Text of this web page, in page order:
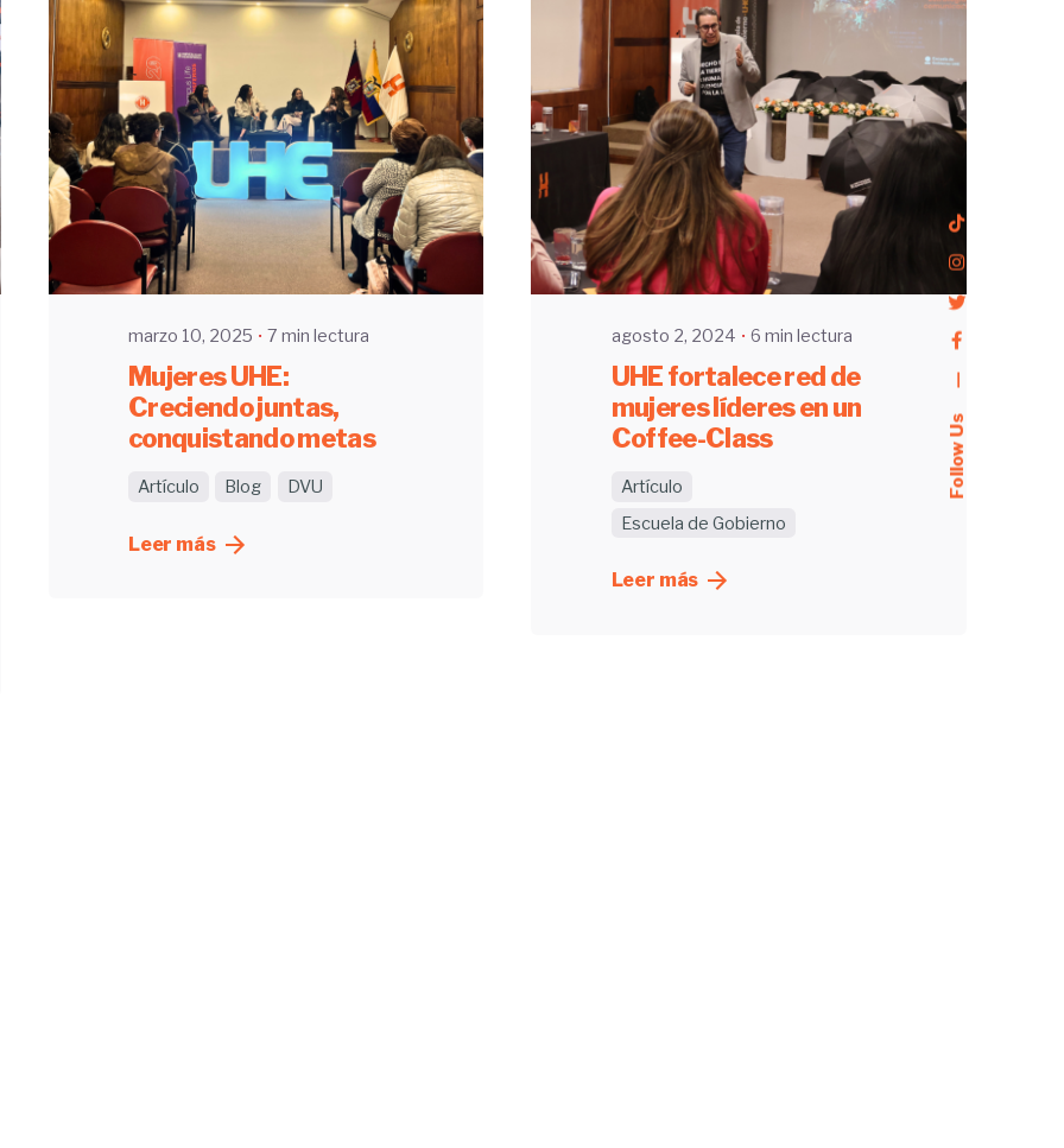
Follow Us
Enviado por
UHE
marzo 10, 2025 7 min lectura
Mujeres UHE:
Creciendo juntas,
conquistando metas
Artículo Blog DVU
Leer más
Enviado por
UHE
agosto 2, 2024 6 min lectura
UHE fortalece red de
mujeres líderes en un
Coffee-Class
Artículo
Escuela de Gobierno
Leer más